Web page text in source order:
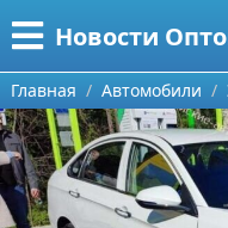
Новости
Меню
Главная
Категории
Информационные
Поиск
Главная Автомобили